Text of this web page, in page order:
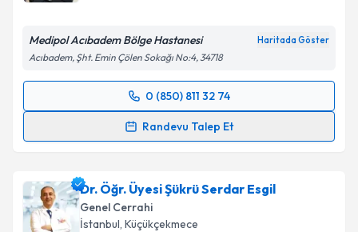
Kişisel verilerimin işlenmesine ilişkin
Metni'ni okudum ve kişisel verilerimin belirtilen
kapsamda işlenmesini kabul ediyorum.
Takvim Talebini Gönder
Medipol Acıbadem Bölge Hastanesi Haritada Göster
Acıbadem, Şht. Emin Çölen Sokağı No:4, 34718
0 (850) 811 32 74
Randevu Talep Et
Randevu Takvimi Talebi
takvim hazırlandığında e-posta ile bilgilendireceğiz.
E-posta Adresiniz
Dr. Öğr. Üyesi Şükrü Serdar Esgil
Genel Cerrahi
İstanbul, Küçükçekmece